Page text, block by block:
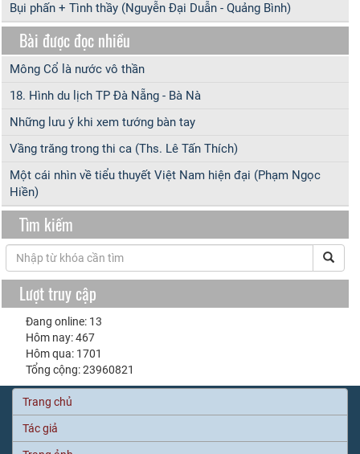
Bụi phấn + Tình thầy (Nguyễn Đại Duẫn - Quảng Bình)
Bài được đọc nhiều
Mông Cổ là nước vô thần
18. Hình du lịch TP Đà Nẵng - Bà Nà
Những lưu ý khi xem tướng bàn tay
Vầng trăng trong thi ca (Ths. Lê Tấn Thích)
Một cái nhìn về tiểu thuyết Việt Nam hiện đại (Phạm Ngọc
Hiền)
Tìm kiếm
Lượt truy cập
Đang online: 13
Hôm nay: 467
Hôm qua: 1701
Tổng cộng: 23960821
Trang chủ
Tác giả